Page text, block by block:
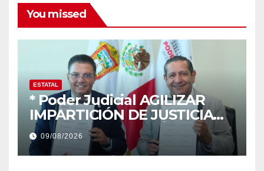
You missed
ESTATAL
* Poder Judicial AGILIZAR
IMPARTICIÓN DE JUSTICIA
CON DIGITALIZACIÓN DE
INFORMES
09/08/2026